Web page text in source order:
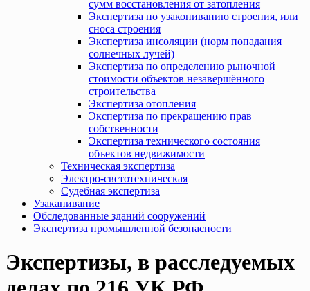
сумм восстановления от затопления
Экспертиза по узакониванию строения, или
сноса строения
Экспертиза инсоляции (норм попадания
солнечных лучей)
Экспертиза по определению рыночной
стоимости объектов незавершённого
строительства
Экспертиза отопления
Экспертиза по прекращению прав
собственности
Экспертиза технического состояния
объектов недвижимости
Техническая экспертиза
Электро-светотехническая
Судебная экспертиза
Узаканивание
Обследованные зданий сооружений
Экспертиза промышленной безопасности
Экспертизы, в расследуемых